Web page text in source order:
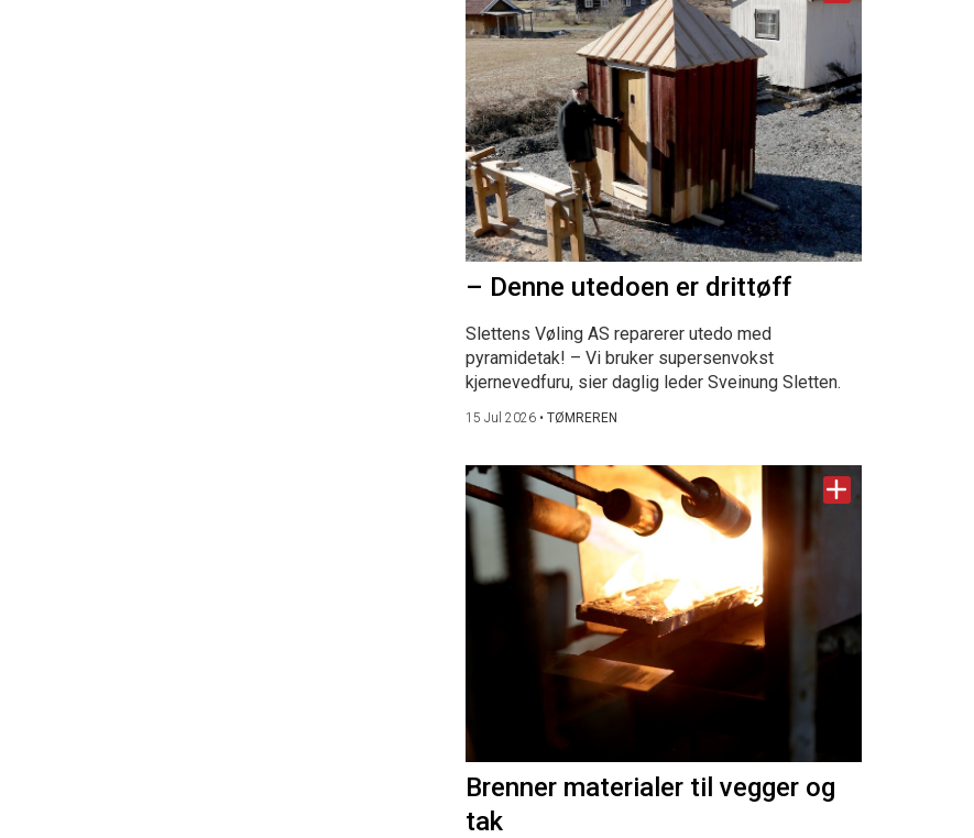
– Denne utedoen er drittøff
Slettens Vøling AS reparerer utedo med
pyramidetak! – Vi bruker supersenvokst
kjernevedfuru, sier daglig leder Sveinung Sletten.
15 Jul 2026 • TØMREREN
Brenner materialer til vegger og
tak